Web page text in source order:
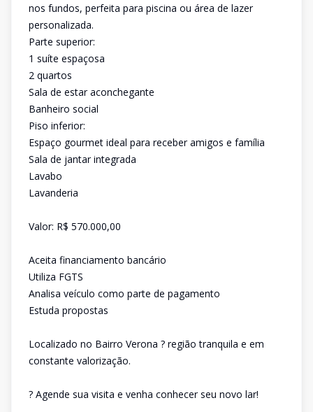
nos fundos, perfeita para piscina ou área de lazer
personalizada.
Parte superior:
1 suíte espaçosa
2 quartos
Sala de estar aconchegante
Banheiro social
Piso inferior:
Espaço gourmet ideal para receber amigos e família
Sala de jantar integrada
Lavabo
Lavanderia
Valor: R$ 570.000,00
Aceita financiamento bancário
Utiliza FGTS
Analisa veículo como parte de pagamento
Estuda propostas
Localizado no Bairro Verona ? região tranquila e em
constante valorização.
? Agende sua visita e venha conhecer seu novo lar!